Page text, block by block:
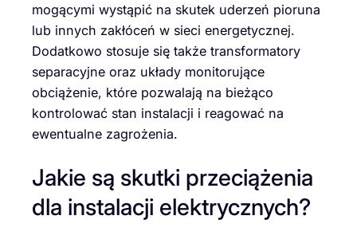
mogącymi wystąpić na skutek uderzeń pioruna
lub innych zakłóceń w sieci energetycznej.
Dodatkowo stosuje się także transformatory
separacyjne oraz układy monitorujące
obciążenie, które pozwalają na bieżąco
kontrolować stan instalacji i reagować na
ewentualne zagrożenia.
Jakie są skutki przeciążenia
dla instalacji elektrycznych?